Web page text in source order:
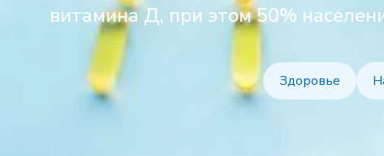
витамина Д, при этом 50%
Здоровье